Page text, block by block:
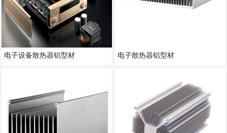
电子设备散热器铝型材 电子散热器铝型材